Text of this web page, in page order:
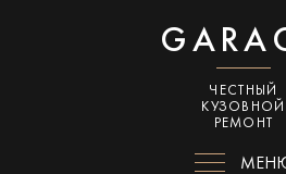
ЧЕСТНЫЙ
КУЗОВНОЙ
РЕМОНТ